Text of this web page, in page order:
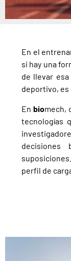
En el
si hay una
de llevar
deportivo, es
Enbiomech,
tecnologías
decisiones
perfil de